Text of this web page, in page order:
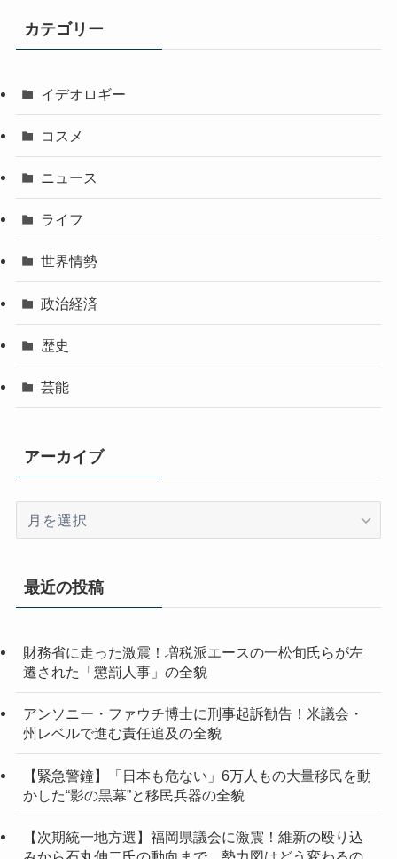
カテゴリー
イデオロギー
コスメ
ニュース
ライフ
世界情勢
政治経済
歴史
芸能
アーカイブ
イ
最近の投稿
財務省に走った激震！増税派エースの一松旬氏らが左
遷された「懲罰人事」の全貌
アンソニー・ファウチ博士に刑事起訴勧告！米議会・
州レベルで進む責任追及の全貌
【緊急警鐘】「日本も危ない」6万人もの大量移民を動
かした“影の黒幕”と移民兵器の全貌
【次期統一地方選】福岡県議会に激震！維新の殴り込